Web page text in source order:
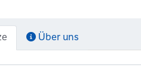
Über uns